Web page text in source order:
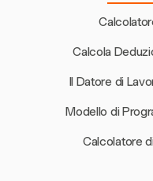
Calcola
Il Datore di
Modello di
Calcolatore